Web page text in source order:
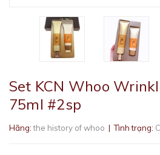
Set KCN Whoo
75ml #2sp
Hãng:the history of whoo | Tình trạng: